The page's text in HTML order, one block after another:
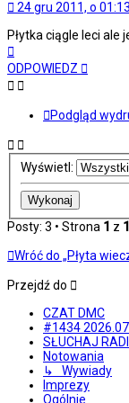
24 gru 2011, o 01:13
Płytka ciągle leci ale
górę
ODPOWIEDZ
Podgląd
Wyświetl:
Posty: 3 • Strona 1 z 1
Wróć do „Płyta
Przejdź do
CZAT DMC
#1434
SŁUCHAJ
Notowania
↳ Wywiady
Imprezy
Ogólnie